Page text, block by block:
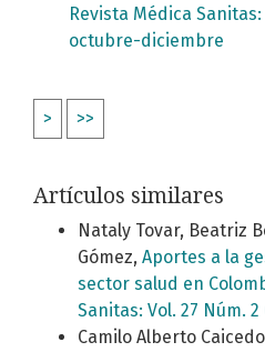
Revista Médica Sanitas:
octubre-diciembre
> >>
Artículos similares
Nataly Tovar, Beatriz
Gómez, Aportes a la
sector salud en
Sanitas: Vol. 27 Núm.
Camilo Alberto